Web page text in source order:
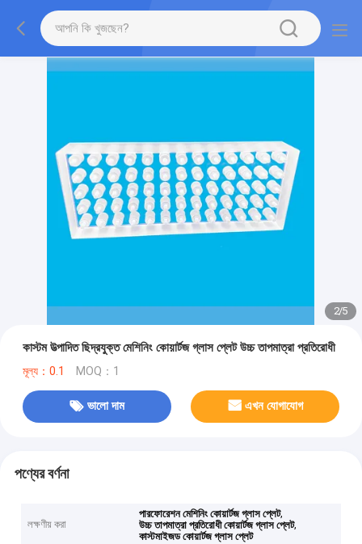
2/5
কাস্টম উত্পাদিত ছিদ্রযুক্ত মেশিনিং কোয়ার্টজ গ্লাস প্লেট উচ্চ তাপমাত্রা প্রতিরোধী
মূল্য：0.1 MOQ：1
ভালো দাম এখন যোগাযোগ
পণ্যের বর্ণনা
লক্ষণীয় করা
পারফোরেশন মেশিনিং কোয়ার্টজ গ্লাস প্লেট,
উচ্চ তাপমাত্রা প্রতিরোধী কোয়ার্টজ গ্লাস প্লেট,
কাস্টমাইজড কোয়ার্টজ গ্লাস প্লেট